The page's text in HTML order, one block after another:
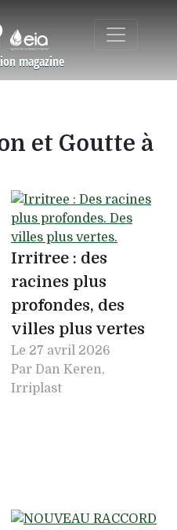
magazine
et Goutte à
Irritree : des
racines plus
profondes, des
villes plus vertes
Le 27 avril 2026
Par Dan Keren,
Irriplast